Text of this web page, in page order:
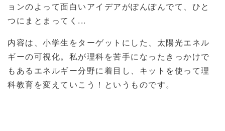
ョンのよって面白いアイデアがぽんぽんでて、ひと
つにまとまってく...
内容は、小学生をターゲットにした、太陽光エネル
ギーの可視化。私が理科を苦手になったきっかけで
もあるエネルギー分野に着目し、キットを使って理
科教育を変えていこう！というものです。